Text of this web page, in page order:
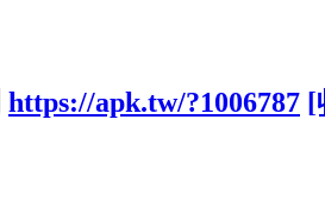
https://apk.tw/?1006787 [